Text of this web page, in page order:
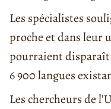
Les spécialistes
proche et dans leur
pourraient
6 900 langues
Les chercheurs de